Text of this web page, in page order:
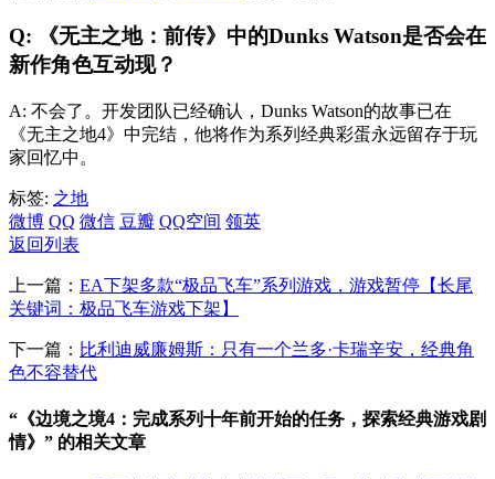
Q: 《无主之地：前传》中的Dunks Watson是否会在
新作角色互动现？
A: 不会了。开发团队已经确认，Dunks Watson的故事已在
《无主之地4》中完结，他将作为系列经典彩蛋永远留存于玩
家回忆中。
标签: 之地
微博 QQ 微信 豆瓣 QQ空间 领英
返回列表
上一篇： EA下架多款“极品飞车”系列游戏，游戏暂停【长尾
关键词：极品飞车游戏下架】
下一篇： 比利迪威廉姆斯：只有一个兰多·卡瑞辛安，经典角
色不容替代
“《边境之境4：完成系列十年前开始的任务，探索经典游戏剧
情》” 的相关文章